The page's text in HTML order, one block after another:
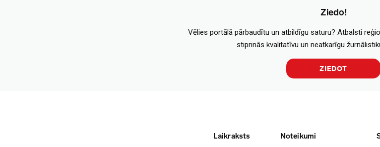
Ziedo!
Vēlies portālā pārbaudītu un atbildīgu saturu? Atbalsti
stiprinās kvalitatīvu un neatkarīgu
ZIEDOT
Laikraksts Noteikumi